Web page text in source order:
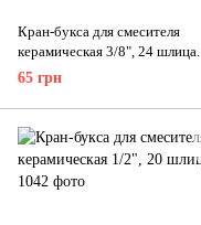
Кран-букса для смесителя
керамическая 3/8", 24 шлица.
65 грн